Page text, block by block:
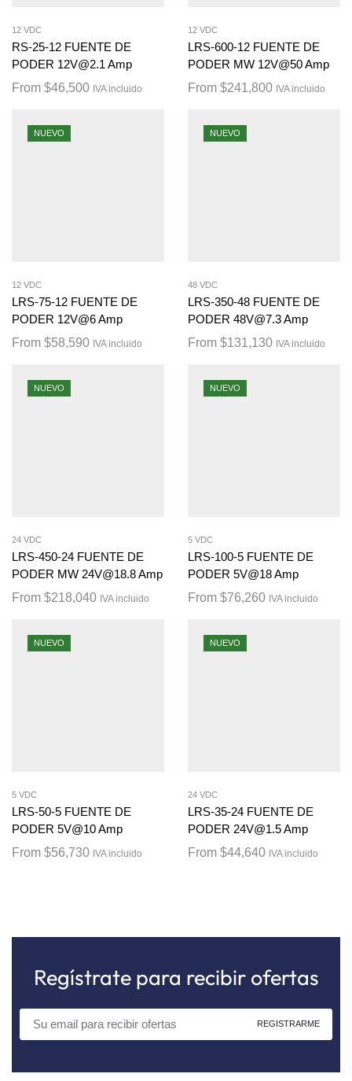
12 VDC
RS-25-12 FUENTE DE
PODER 12V@2.1 Amp
From $46,500 IVA incluido
12 VDC
LRS-600-12 FUENTE DE
PODER MW 12V@50 Amp
From $241,800 IVA incluido
NUEVO
12 VDC
LRS-75-12 FUENTE DE
PODER 12V@6 Amp
From $58,590 IVA incluido
NUEVO
48 VDC
LRS-350-48 FUENTE DE
PODER 48V@7.3 Amp
From $131,130 IVA incluido
NUEVO
24 VDC
LRS-450-24 FUENTE DE
PODER MW 24V@18.8 Amp
From $218,040 IVA incluido
NUEVO
5 VDC
LRS-100-5 FUENTE DE
PODER 5V@18 Amp
From $76,260 IVA incluido
NUEVO
5 VDC
LRS-50-5 FUENTE DE
PODER 5V@10 Amp
From $56,730 IVA incluido
NUEVO
24 VDC
LRS-35-24 FUENTE DE
PODER 24V@1.5 Amp
From $44,640 IVA incluido
Regístrate para recibir ofertas